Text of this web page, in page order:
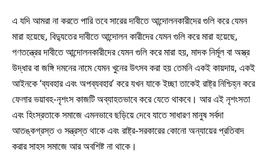
এ যদি আমরা না করতে পারি তবে সারের দাবীতে আন্দোলনকারীদের গুলি করে যেমন
মারা হয়েছে, বিদ্যুতের দাবীতে আন্দোলন কারীদের যেমন গুলি করে মারা হয়েছে,
গণতন্ত্রের দাবীতে আন্দোলনকারীদের যেমন গুলি করে মারা হয়, মাদক নির্মূল বা অস্ত্র
উদ্ধার বা জঙ্গি দমনের নামে যেমন খুনের উৎসব করা হয় তেমনি একই কায়দায়, একই
আইনকে ‘ব্যবহার এবং অপব্যবহার’ করে যখন যাকে ইচ্ছা তাকেই রাষ্ট্র নিশ্চিহ্ন করে
ফেলার ভয়াবহ-নৃশংস কাজটি অব্যাহতভাবে করে যেতে থাকবে। আর এই নৃশংসতা
এবং হিংস্রতাকে সমাজে এমনভাবে ছড়িয়ে দেবে যাতে সাধারণ মানুষ সর্বদা
আতঙ্কগ্রস্ত ও সন্ত্রস্ত থাকে এবং রাষ্ট্র-সরকারের কোনো অন্যায়ের প্রতিবাদ
করার সাহস সমাজে আর অবশিষ্ট না থাকে।